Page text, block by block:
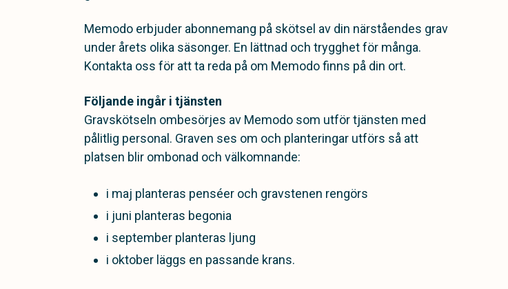
Memodo erbjuder abonnemang på skötsel av din närståendes grav
under årets olika säsonger. En lättnad och trygghet för många.
Kontakta oss för att ta reda på om Memodo finns på din ort.
Följande ingår i tjänsten
Gravskötseln ombesörjes av Memodo som utför tjänsten med
pålitlig personal. Graven ses om och planteringar utförs så att
platsen blir ombonad och välkomnande:
i maj planteras penséer och gravstenen rengörs
i juni planteras begonia
i september planteras ljung
i oktober läggs en passande krans.